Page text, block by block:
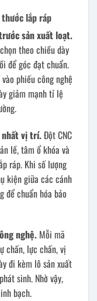
lắp ráp
sản xuất loạt.
theo chiều dày
để góc đạt chuẩn.
phiếu công nghệ
giảm mạnh tỉ lệ
nhất vị trí.Đột CNC
lề, tâm ổ khóa và
ráp. Khi số lượng
kiện giữa các cánh
để chuẩn hóa bảo
nghệ. Mỗi mã
chấn, lực chấn, vị
đi kèm lô sản xuất
sinh. Nhờ vậy,
bạch.